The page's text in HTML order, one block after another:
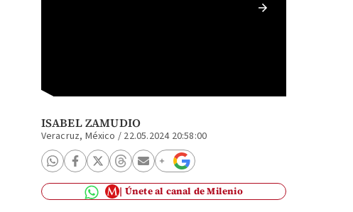
ISABEL ZAMUDIO
Veracruz, México / 22.05.2024 20:58:00
Únete al canal de Milenio